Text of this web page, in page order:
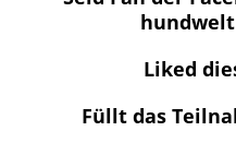
Liked
Füllt das